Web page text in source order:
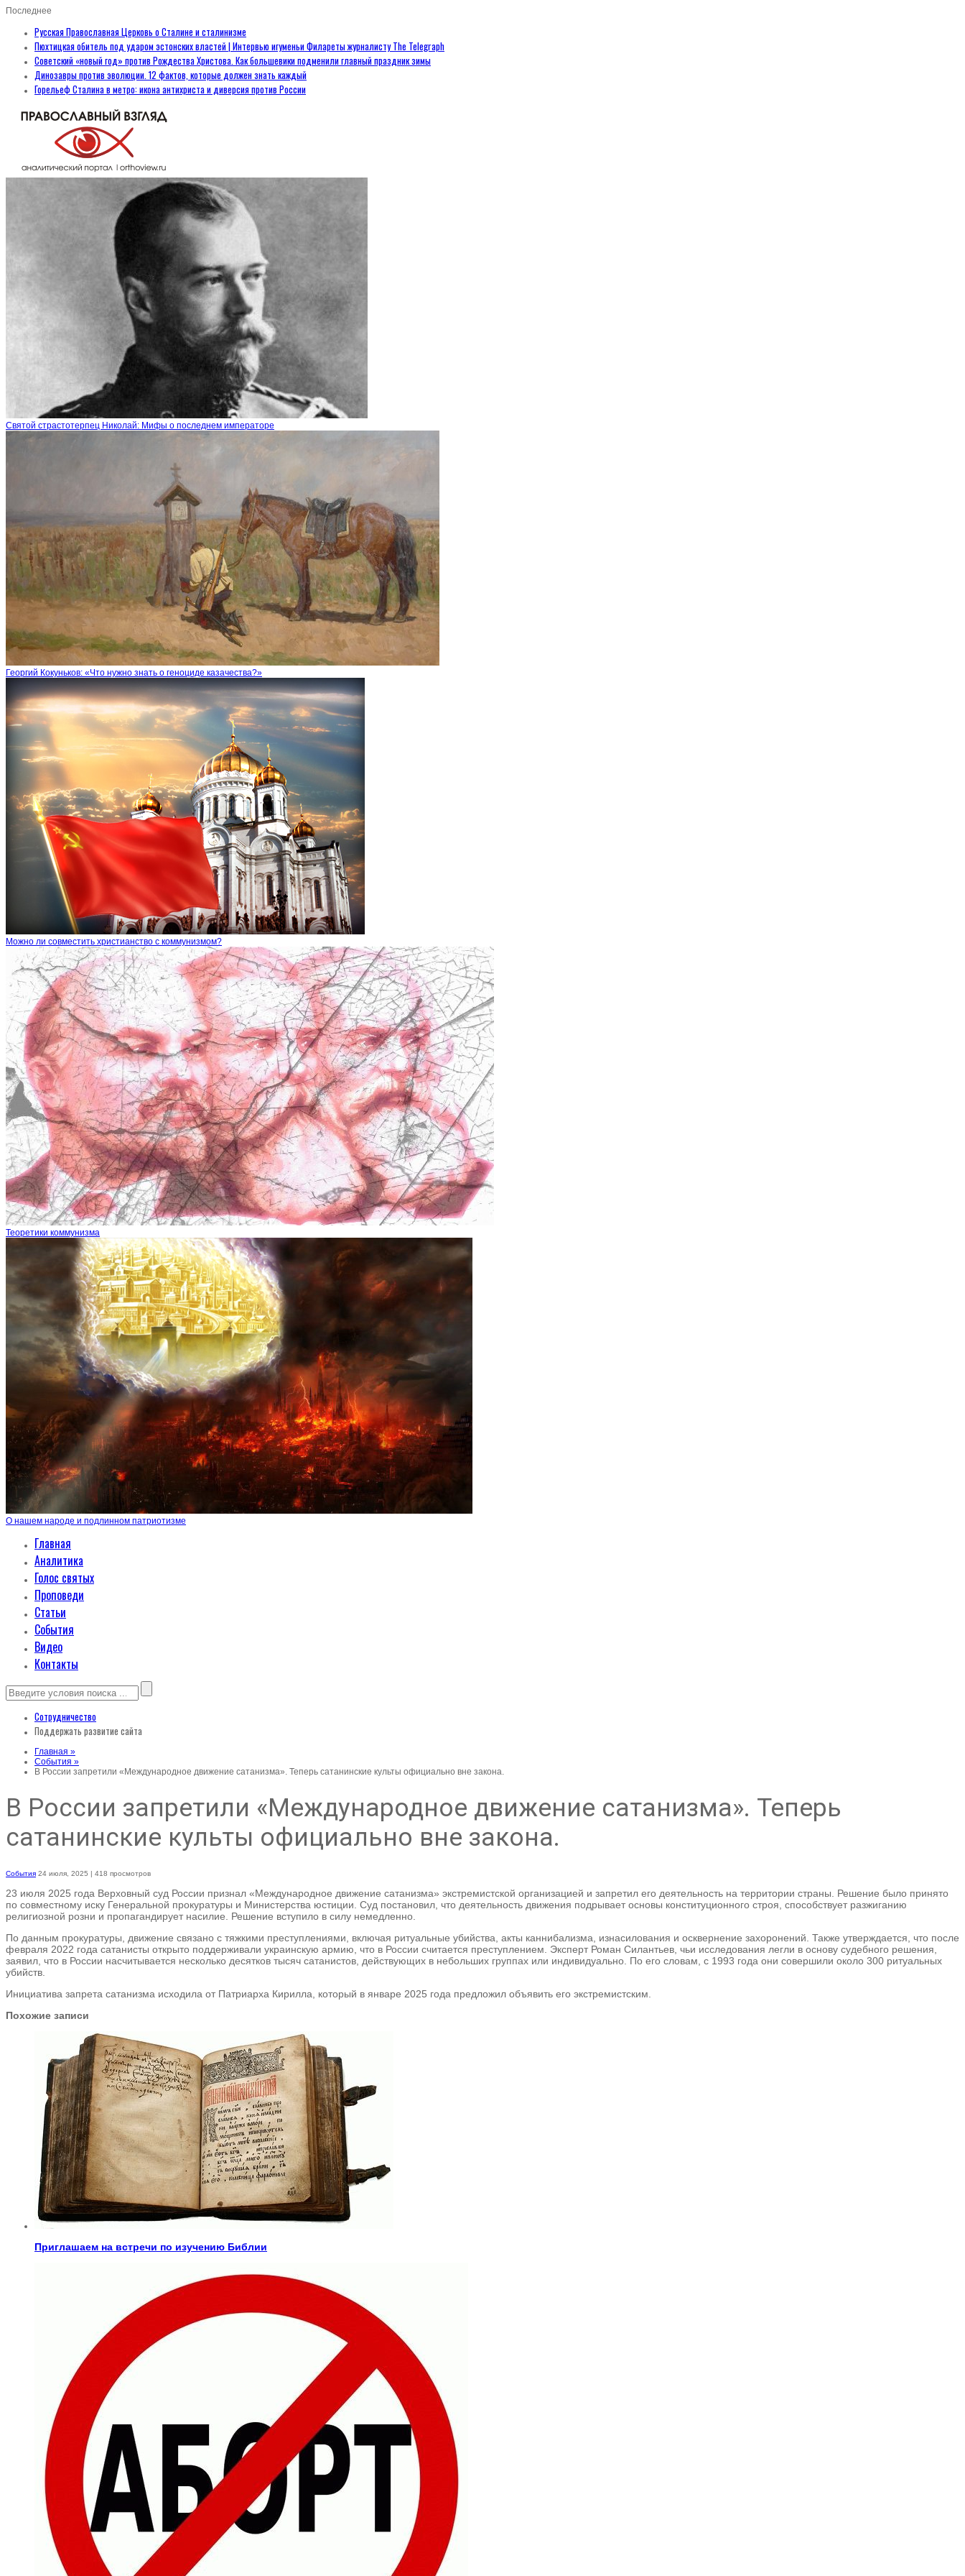
Последнее
Русская Православная Церковь о Сталине и сталинизме
Пюхтицкая обитель под ударом эстонских властей | Интервью игуменьи Филареты журналисту The Telegraph
Советский «новый год» против Рождества Христова. Как большевики подменили главный праздник зимы
Динозавры против эволюции. 12 фактов, которые должен знать каждый
Горельеф Сталина в метро: икона антихриста и диверсия против России
Святой страстотерпец Николай: Мифы о последнем императоре
Георгий Кокуньков: «Что нужно знать о геноциде казачества?»
Можно ли совместить христианство с коммунизмом?
Теоретики коммунизма
О нашем народе и подлинном патриотизме
Главная
Аналитика
Голос святых
Проповеди
Статьи
События
Видео
Контакты
Сотрудничество
Поддержать развитие сайта
Главная »
События »
В России запретили «Международное движение сатанизма». Теперь сатанинские культы официально вне закона.
В России запретили «Международное движение сатанизма». Теперь
сатанинские культы официально вне закона.
События 24 июля, 2025 | 418 просмотров
23 июля 2025 года Верховный суд России признал «Международное движение сатанизма» экстремистской организацией и запретил его деятельность на территории страны. Решение было принято
по совместному иску Генеральной прокуратуры и Министерства юстиции. Суд постановил, что деятельность движения подрывает основы конституционного строя, способствует разжиганию
религиозной розни и пропагандирует насилие. Решение вступило в силу немедленно.
По данным прокуратуры, движение связано с тяжкими преступлениями, включая ритуальные убийства, акты каннибализма, изнасилования и осквернение захоронений. Также утверждается, что после
февраля 2022 года сатанисты открыто поддерживали украинскую армию, что в России считается преступлением. Эксперт Роман Силантьев, чьи исследования легли в основу судебного решения,
заявил, что в России насчитывается несколько десятков тысяч сатанистов, действующих в небольших группах или индивидуально. По его словам, с 1993 года они совершили около 300 ритуальных
убийств.
Инициатива запрета сатанизма исходила от Патриарха Кирилла, который в январе 2025 года предложил объявить его экстремистским.
Похожие записи
Приглашаем на встречи по изучению Библии